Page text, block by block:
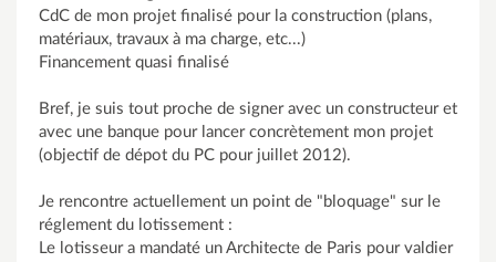
CdC de mon projet finalisé pour la construction (plans,
matériaux, travaux à ma charge, etc...)
Financement quasi finalisé
Bref, je suis tout proche de signer avec un constructeur et
avec une banque pour lancer concrètement mon projet
(objectif de dépot du PC pour juillet 2012).
Je rencontre actuellement un point de "bloquage" sur le
réglement du lotissement :
Le lotisseur a mandaté un Architecte de Paris pour valdier